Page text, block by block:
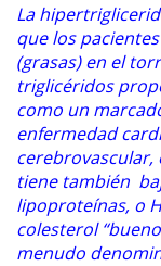
La
que los
(grasas) en el
triglicéridos
como un
enfermedad
tiene también
lipoproteínas, o
colesterol
menudo